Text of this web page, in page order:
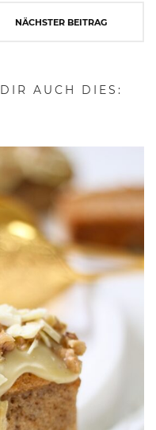
NÄCHSTER BEITRAG
AUCH DIES: